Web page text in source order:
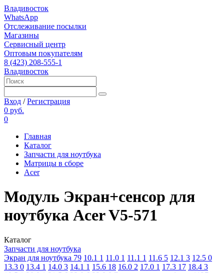
Владивосток
WhatsApp
Отслеживание посылки
Магазины
Сервисный центр
Оптовым покупателям
8 (423) 208-555-1
Владивосток
Вход /Регистрация
0 руб.
0
Главная
Каталог
Запчасти для ноутбука
Матрицы в сборе
Acer
Модуль Экран+сенсор для
ноутбука Acer V5-571
Каталог
Запчасти для ноутбука
Экран для ноутбука 79 10.1 1 11.0 1 11.1 1 11.6 5 12.1 3 12.5 0
13.3 0 13.4 1 14.0 3 14.1 1 15.6 18 16.0 2 17.0 1 17.3 17 18.4 3